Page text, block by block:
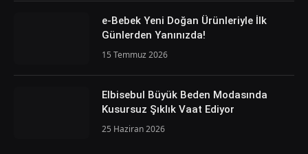
e-Bebek Yeni Doğan Ürünleriyle İlk
Günlerden Yanınızda!
15 Temmuz 2026
Elbisebul Büyük Beden Modasında
Kusursuz Şıklık Vaat Ediyor
25 Haziran 2026